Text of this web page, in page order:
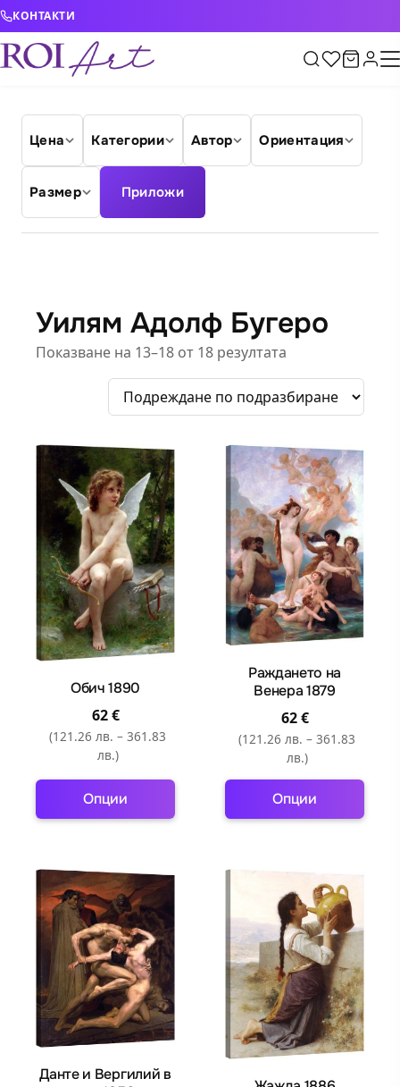
Skip to content
КОНТАКТИ
Цена Категории Автор Ориентация
Размер Приложи
Уилям Адолф Бугеро
Показване на 13–18 от 18 резултата
Обич 1890
62€
(121.26 лв. – 361.83
лв.)
Опции
This
has
multiple
variants.
The
options
may
be
chosen
the
Раждането на
Венера 1879
62€
(121.26 лв. – 361.83
лв.)
Опции
This
has
multiple
variants.
The
options
may
be
chosen
on
Данте и Вергилий в